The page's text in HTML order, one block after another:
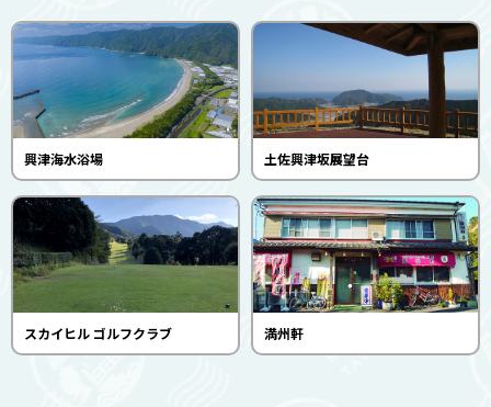
興津海水浴場 土佐興津坂展望台
スカイヒル ゴルフクラブ 満州軒